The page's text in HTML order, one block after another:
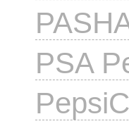
PSA